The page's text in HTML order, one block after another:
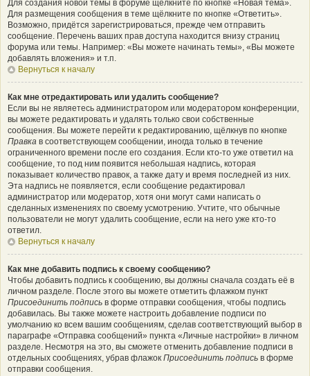
Для создания новой темы в форуме щёлкните по кнопке «Новая тема».
Для размещения сообщения в теме щёлкните по кнопке «Ответить».
Возможно, придётся зарегистрироваться, прежде чем отправить
сообщение. Перечень ваших прав доступа находится внизу страниц
форума или темы. Например: «Вы можете начинать темы», «Вы можете
добавлять вложения» и т.п.
Вернуться к началу
Как мне отредактировать или удалить сообщение?
Если вы не являетесь администратором или модератором конференции,
вы можете редактировать и удалять только свои собственные
сообщения. Вы можете перейти к редактированию, щёлкнув по кнопке
Правка в соответствующем сообщении, иногда только в течение
ограниченного времени после его создания. Если кто-то уже ответил на
сообщение, то под ним появится небольшая надпись, которая
показывает количество правок, а также дату и время последней из них.
Эта надпись не появляется, если сообщение редактировал
администратор или модератор, хотя они могут сами написать о
сделанных изменениях по своему усмотрению. Учтите, что обычные
пользователи не могут удалить сообщение, если на него уже кто-то
ответил.
Вернуться к началу
Как мне добавить подпись к своему сообщению?
Чтобы добавить подпись к сообщению, вы должны сначала создать её в
личном разделе. После этого вы можете отметить флажком пункт
Присоединить подпись в форме отправки сообщения, чтобы подпись
добавилась. Вы также можете настроить добавление подписи по
умолчанию ко всем вашим сообщениям, сделав соответствующий выбор в
параграфе «Отправка сообщений» пункта «Личные настройки» в личном
разделе. Несмотря на это, вы сможете отменить добавление подписи в
отдельных сообщениях, убрав флажок Присоединить подпись в форме
отправки сообщения.